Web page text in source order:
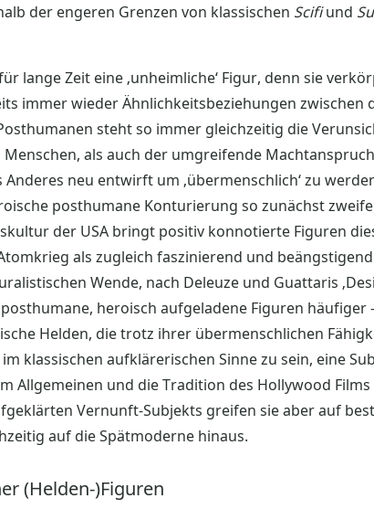
der engeren Grenzen von klassischen Scifiund
lange Zeit eine ‚unheimliche‘ Figur, denn sie
immer wieder Ähnlichkeitsbeziehungen zwischen
steht so immer gleichzeitig die
als auch der umgreifende
neu entwirft um ‚übermenschlich‘ zu
posthumane Konturierung so zunächst
der USA bringt positiv konnotierte Figuren
als zugleich faszinierend und
Wende, nach Deleuze und Guattaris
heroisch aufgeladene Figuren häufiger
Helden, die trotz ihrer übermenschlichen
im klassischen aufklärerischen Sinne zu sein, eine
Allgemeinen und die Tradition des Hollywood
Vernunft-Subjekts greifen sie aber auf
auf die Spätmoderne hinaus.
(Helden-)Figuren